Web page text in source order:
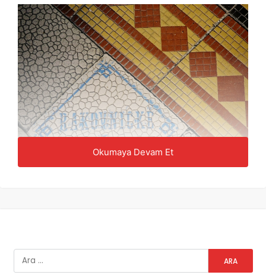
çeşme seramik/Fayans
Okumaya Devam Et